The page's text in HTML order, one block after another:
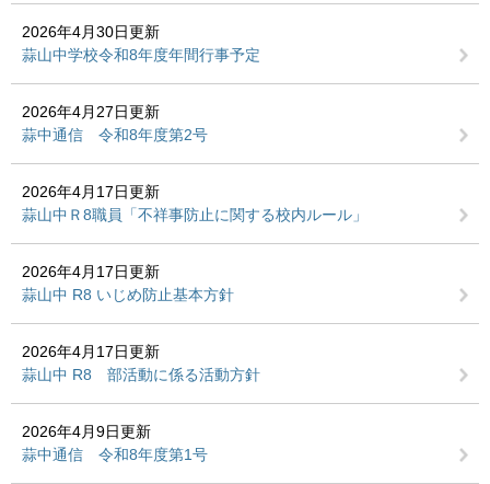
2026年4月30日更新
蒜山中学校令和8年度年間行事予定
2026年4月27日更新
蒜中通信 令和8年度第2号
2026年4月17日更新
蒜山中Ｒ8職員「不祥事防止に関する校内ルール」
2026年4月17日更新
蒜山中 R8 いじめ防止基本方針
2026年4月17日更新
蒜山中 R8 部活動に係る活動方針
2026年4月9日更新
蒜中通信 令和8年度第1号